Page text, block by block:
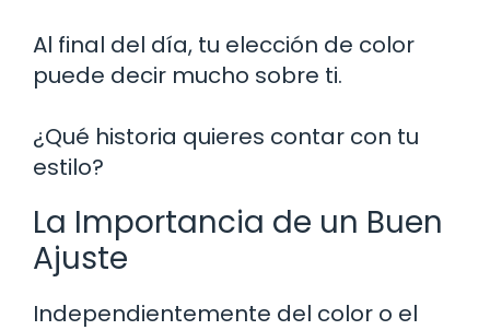
Al final del día, tu elección de color
puede decir mucho sobre ti.
¿Qué historia quieres contar con tu
estilo?
La Importancia de un Buen
Ajuste
Independientemente del color o el